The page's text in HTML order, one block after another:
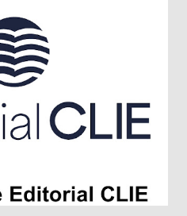
de lo que podría haber sido el
en el siglo I y un Cristo de la
valor histórico resultado
preguntarse el potencial lector
d...